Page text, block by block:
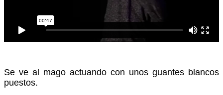
Se ve al mago actuando con unos guantes blancos
puestos.